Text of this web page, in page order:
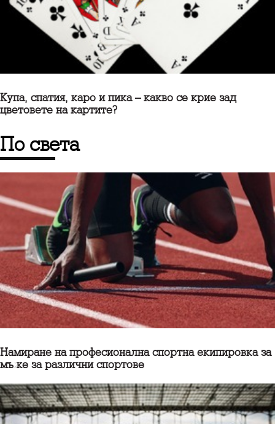
Купа, спатия, каро и пика – какво се крие зад
цветовете на картите?
по света
Намиране на професионална спортна екипировка за
мъже за различни спортове